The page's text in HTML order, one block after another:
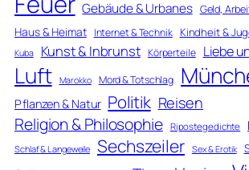
Gebäude & Urbanes Geld,
Haus & Heimat Internet & Technik Kindheit &
Kuba Kunst & Inbrunst Körperteile Liebe
Luft Marokko Mord & Totschlag
Pflanzen & Natur Politik Reisen
Religion & Philosophie Ripostegedichte
Schlaf & Langeweile Sechszeiler Sex & Erotik